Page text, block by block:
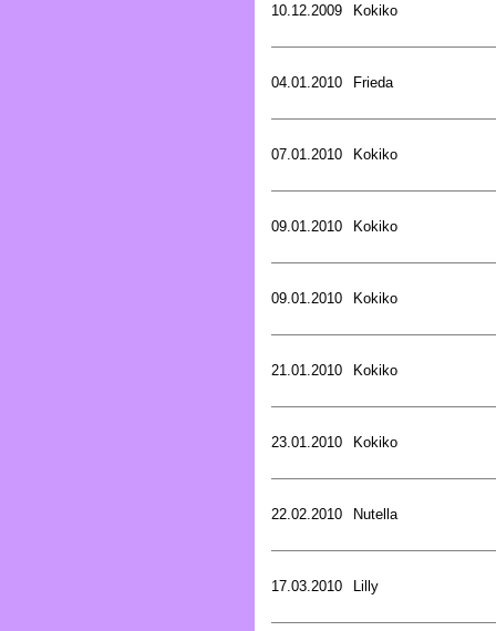
10.12.2009 Kokiko
04.01.2010 Frieda
07.01.2010 Kokiko
09.01.2010 Kokiko
09.01.2010 Kokiko
21.01.2010 Kokiko
23.01.2010 Kokiko
22.02.2010 Nutella
17.03.2010 Lilly